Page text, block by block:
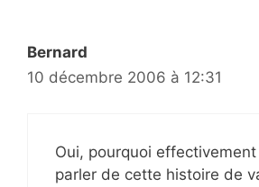
Bernard
10 décembre 2006 à 12:31
Oui, pourquoi
parler de cette histoire de